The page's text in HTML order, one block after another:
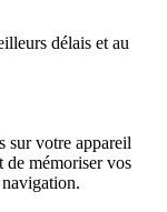
délais et au
sur votre appareil
de mémoriser vos